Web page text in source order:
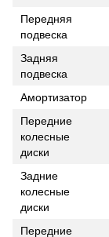
Передняя
подвеска
Задняя
подвеска
Амортизатор
Передние
колесные
диски
Задние
колесные
диски
Передние